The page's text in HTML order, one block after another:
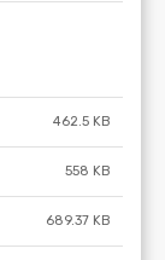
462.5 KB
558 KB
689.37 KB